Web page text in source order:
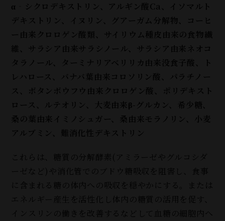
α‐シクロデキストリン、アルギン酸Ca、イソマルト
デキストリン、イヌリン、グアーガム分解物、コーヒ
ー由来クロロゲン酸類、サイリウム種皮由来の食物繊
維、サラシア由来サラシノール、サラシア由来ネオコ
タラノール、ターミナリアベリリカ由来没食子酸、ト
レハロース、バナバ葉由来コロソリン酸、パラチノー
ス、ボタンボウフウ由来クロロゲン酸、ポリデキスト
ロース、ルテオリン、大麦由来β-グルカン、希少糖、
桑の葉由来イミノシュガー、桑由来モラノリン、小麦
アルブミン、難消化性デキストリン
これらは、糖質の分解酵素(アミラーゼやグルコシダ
ーゼなど)や消化管でのブドウ糖吸収を阻害し、食事
に含まれる糖の体内への吸収を穏やかにする。または
エネルギー産生を活性化し体内の糖質の活用を促す、
インスリンの働きを改善するなどして血糖の細胞内へ